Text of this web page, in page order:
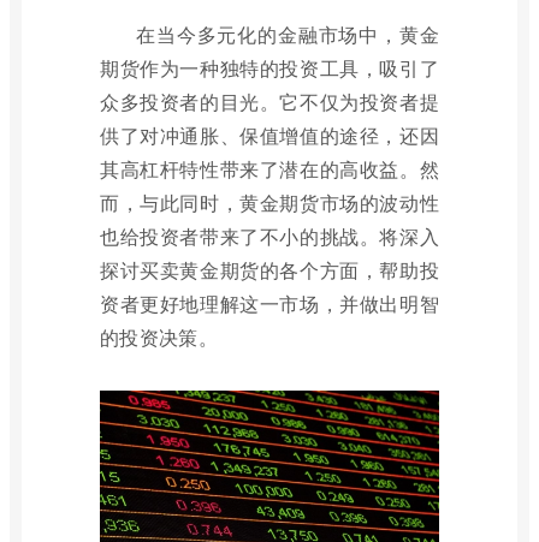
在当今多元化的金融市场中，黄金
期货作为一种独特的投资工具，吸引了
众多投资者的目光。它不仅为投资者提
供了对冲通胀、保值增值的途径，还因
其高杠杆特性带来了潜在的高收益。然
而，与此同时，黄金期货市场的波动性
也给投资者带来了不小的挑战。将深入
探讨买卖黄金期货的各个方面，帮助投
资者更好地理解这一市场，并做出明智
的投资决策。